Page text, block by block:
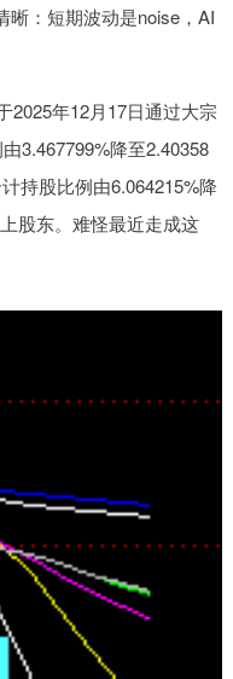
晰：短期波动是noise，AI
2025年12月17日通过大宗
3.467799%降至2.40358
持股比例由6.064215%降
股东。难怪最近走成这